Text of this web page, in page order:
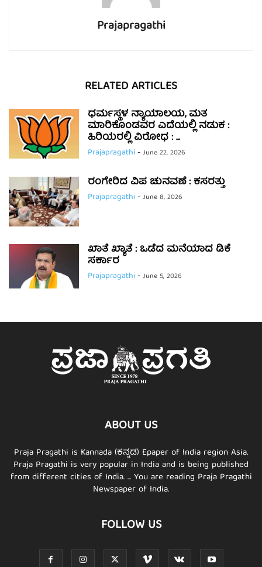
Prajapragathi
RELATED ARTICLES
ಧರ್ಮಸ್ಥಳ ನ್ಯಾಯಾಲಯ, ಮತ
ಮಾರಿಕೊಂಡವರ ಎದೆಯಲ್ಲಿ ನಡುಕ :
ಹಿರಿಯರಲ್ಲಿ ವಿರೋಧ : ...
Prajapragathi-June 22, 2026
ರಂಗೇರಿದ ವಿಪ ಚುನವಣೆ : ಕಸರತ್ತು
Prajapragathi-June 8, 2026
ಖಾತೆ ಖ್ಯಾತೆ : ಒಡೆದ ಮನೆಯಾದ ಡಿಕೆ
ಸರ್ಕಾರ
Prajapragathi-June 5, 2026
ABOUT US
Praja Pragathi is Kannada (ಕನ್ನಡ) Epaper of India region Asia.
Praja Pragathi is very popular in India and is being published
from different cities of India. ... You are reading Praja Pragathi
Newspaper of India.
FOLLOW US